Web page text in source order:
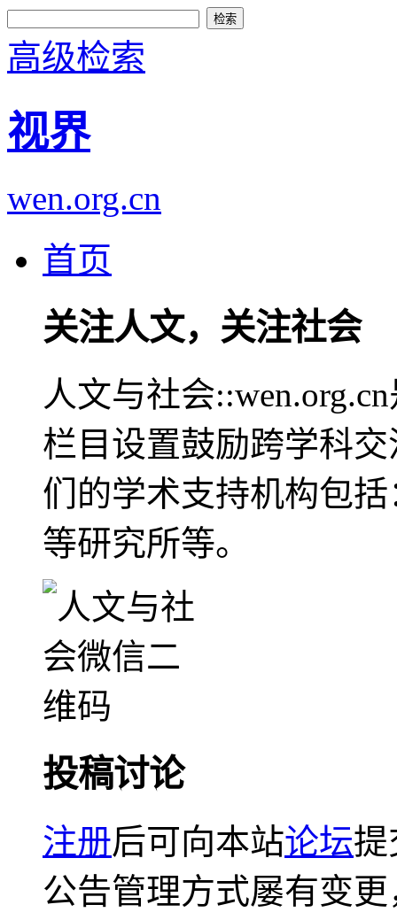
高级检索
视界
wen.org.cn
首页
关注人文，关注社会
人文与社会
栏目设置鼓励跨学科
们的学术支持机构包
等研究所等。
投稿讨论
注册后可向本站论坛提
公告管理方式屡有变